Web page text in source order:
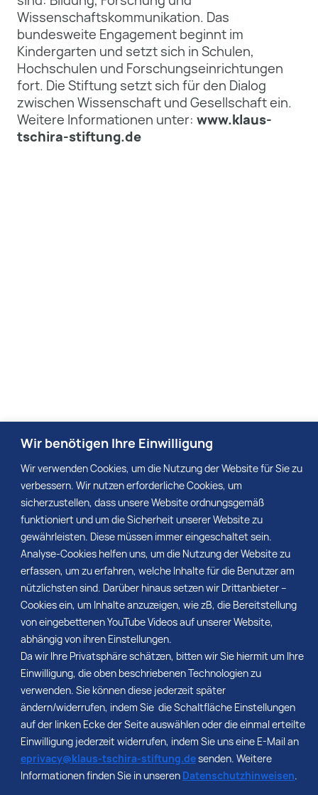
Wir benötigen Ihre Einwilligung
Wir verwenden Cookies, um die Nutzung der Website für Sie zu
verbessern. Wir nutzen erforderliche Cookies, um
sicherzustellen, dass unsere Website ordnungsgemäß
funktioniert und um die Sicherheit unserer Website zu
gewährleisten. Diese müssen immer eingeschaltet sein.
Analyse-Cookies helfen uns, um die Nutzung der Website zu
erfassen, um zu erfahren, welche Inhalte für die Benutzer am
nützlichsten sind. Darüber hinaus setzen wir Drittanbieter –
Cookies ein, um Inhalte anzuzeigen, wie zB, die Bereitstellung
von eingebettenen YouTube Videos auf unserer Website,
abhängig von ihren Einstellungen.
Da wir Ihre Privatsphäre schätzen, bitten wir Sie hiermit um Ihre
Einwilligung, die oben beschriebenen Technologien zu
verwenden. Sie können diese jederzeit später
ändern/widerrufen, indem Sie die Schaltfläche Einstellungen
auf der linken Ecke der Seite auswählen oder die einmal erteilte
Einwilligung jederzeit widerrufen, indem Sie uns eine E-Mail an
eprivacy@klaus-tschira-stiftung.desenden. Weitere
Informationen finden Sie in unseren Datenschutzhinweisen.
Wissenschaftskommunikation. Das
bundesweite Engagement beginnt im
Kindergarten und setzt sich in Schulen,
Hochschulen und Forschungseinrichtungen
fort. Die Stiftung setzt sich für den Dialog
zwischen Wissenschaft und Gesellschaft ein.
Weitere Informationen unter: www.klaus-
tschira-stiftung.de
Zurück
Kontakt
Stellenangebote
Impressum
Datenschutz
Barrierefreiheit